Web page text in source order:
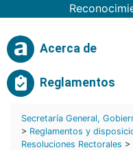
Acerca de
Reglamentos
Secretaría General,
> Reglamentos y
Resoluciones Rectorales >